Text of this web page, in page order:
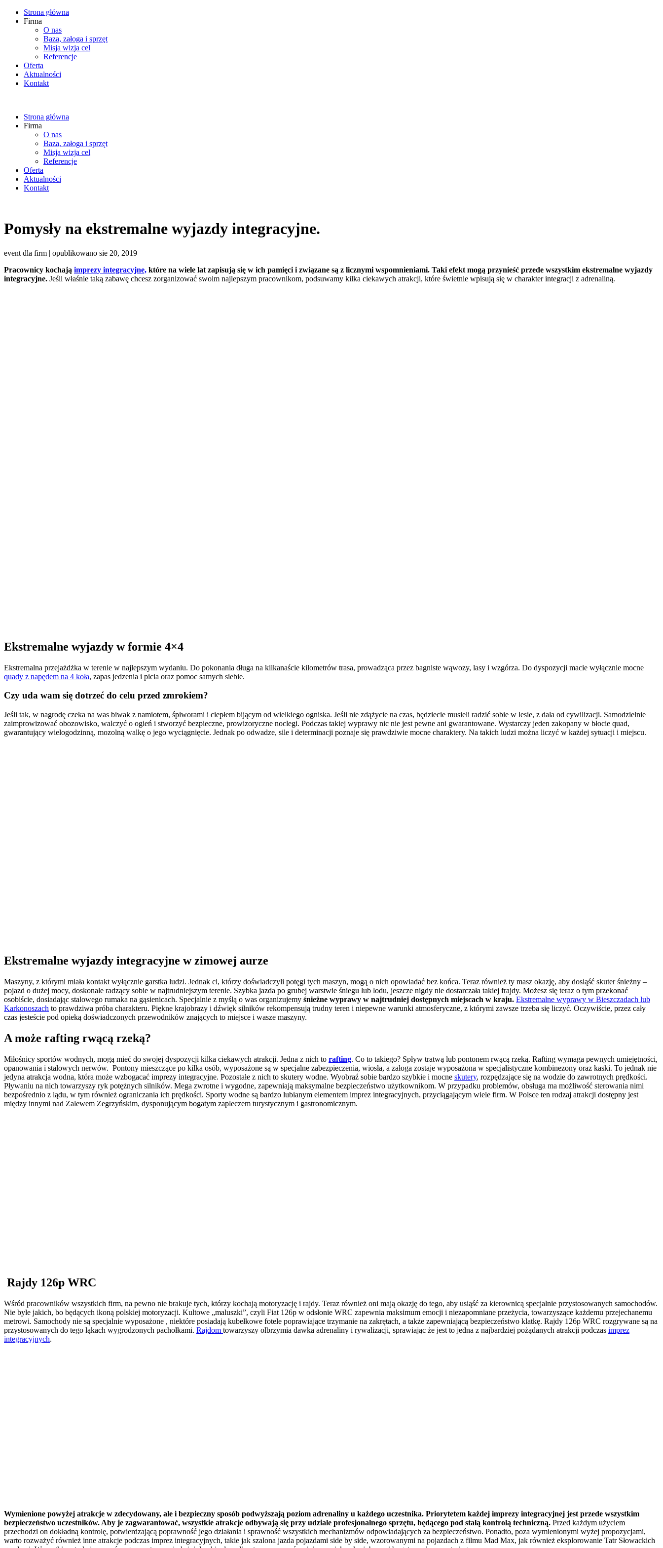
Strona główna
Firma
O nas
Baza, załoga i sprzęt
Misja wizja cel
Referencje
Oferta
Aktualności
Kontakt
Strona główna
Firma
O nas
Baza, załoga i sprzęt
Misja wizja cel
Referencje
Oferta
Aktualności
Kontakt
Pomysły na ekstremalne wyjazdy integracyjne.
event dla firm | opublikowano sie 20, 2019
Pracownicy kochają imprezy integracyjne, które na wiele lat zapisują się w ich pamięci i związane są z licznymi wspomnieniami. Taki efekt mogą przynieść przede wszystkim ekstremalne wyjazdy
integracyjne. Jeśli właśnie taką zabawę chcesz zorganizować swoim najlepszym pracownikom, podsuwamy kilka ciekawych atrakcji, które świetnie wpisują się w charakter integracji z adrenaliną.
Ekstremalne wyjazdy w formie 4×4
Ekstremalna przejażdżka w terenie w najlepszym wydaniu. Do pokonania długa na kilkanaście kilometrów trasa, prowadząca przez bagniste wąwozy, lasy i wzgórza. Do dyspozycji macie wyłącznie mocne
quady z napędem na 4 koła, zapas jedzenia i picia oraz pomoc samych siebie.
Czy uda wam się dotrzeć do celu przed zmrokiem?
Jeśli tak, w nagrodę czeka na was biwak z namiotem, śpiworami i ciepłem bijącym od wielkiego ogniska. Jeśli nie zdążycie na czas, będziecie musieli radzić sobie w lesie, z dala od cywilizacji. Samodzielnie
zaimprowizować obozowisko, walczyć o ogień i stworzyć bezpieczne, prowizoryczne noclegi. Podczas takiej wyprawy nic nie jest pewne ani gwarantowane. Wystarczy jeden zakopany w błocie quad,
gwarantujący wielogodzinną, mozolną walkę o jego wyciągnięcie. Jednak po odwadze, sile i determinacji poznaje się prawdziwie mocne charaktery. Na takich ludzi można liczyć w każdej sytuacji i miejscu.
Ekstremalne wyjazdy integracyjne w zimowej aurze
Maszyny, z którymi miała kontakt wyłącznie garstka ludzi. Jednak ci, którzy doświadczyli potęgi tych maszyn, mogą o nich opowiadać bez końca. Teraz również ty masz okazję, aby dosiąść skuter śnieżny –
pojazd o dużej mocy, doskonale radzący sobie w najtrudniejszym terenie. Szybka jazda po grubej warstwie śniegu lub lodu, jeszcze nigdy nie dostarczała takiej frajdy. Możesz się teraz o tym przekonać
osobiście, dosiadając stalowego rumaka na gąsienicach. Specjalnie z myślą o was organizujemy śnieżne wyprawy w najtrudniej dostępnych miejscach w kraju. Ekstremalne wyprawy w Bieszczadach lub
Karkonoszach to prawdziwa próba charakteru. Piękne krajobrazy i dźwięk silników rekompensują trudny teren i niepewne warunki atmosferyczne, z którymi zawsze trzeba się liczyć. Oczywiście, przez cały
czas jesteście pod opieką doświadczonych przewodników znających to miejsce i wasze maszyny.
A może rafting rwącą rzeką?
Miłośnicy sportów wodnych, mogą mieć do swojej dyspozycji kilka ciekawych atrakcji. Jedna z nich to rafting. Co to takiego? Spływ tratwą lub pontonem rwącą rzeką. Rafting wymaga pewnych umiejętności,
opanowania i stalowych nerwów. Pontony mieszczące po kilka osób, wyposażone są w specjalne zabezpieczenia, wiosła, a załoga zostaje wyposażona w specjalistyczne kombinezony oraz kaski. To jednak nie
jedyna atrakcja wodna, która może wzbogacać imprezy integracyjne. Pozostałe z nich to skutery wodne. Wyobraź sobie bardzo szybkie i mocne skutery, rozpędzające się na wodzie do zawrotnych prędkości.
Pływaniu na nich towarzyszy ryk potężnych silników. Mega zwrotne i wygodne, zapewniają maksymalne bezpieczeństwo użytkownikom. W przypadku problemów, obsługa ma możliwość sterowania nimi
bezpośrednio z lądu, w tym również ograniczania ich prędkości. Sporty wodne są bardzo lubianym elementem imprez integracyjnych, przyciągającym wiele firm. W Polsce ten rodzaj atrakcji dostępny jest
między innymi nad Zalewem Zegrzyńskim, dysponującym bogatym zapleczem turystycznym i gastronomicznym.
Rajdy 126p WRC
Wśród pracowników wszystkich firm, na pewno nie brakuje tych, którzy kochają motoryzację i rajdy. Teraz również oni mają okazję do tego, aby usiąść za kierownicą specjalnie przystosowanych samochodów.
Nie byle jakich, bo będących ikoną polskiej motoryzacji. Kultowe „maluszki”, czyli Fiat 126p w odsłonie WRC zapewnia maksimum emocji i niezapomniane przeżycia, towarzyszące każdemu przejechanemu
metrowi. Samochody nie są specjalnie wyposażone , niektóre posiadają kubełkowe fotele poprawiające trzymanie na zakrętach, a także zapewniającą bezpieczeństwo klatkę. Rajdy 126p WRC rozgrywane są na
przystosowanych do tego łąkach wygrodzonych pachołkami. Rajdom towarzyszy olbrzymia dawka adrenaliny i rywalizacji, sprawiając że jest to jedna z najbardziej pożądanych atrakcji podczas imprez
integracyjnych.
Wymienione powyżej atrakcje w zdecydowany, ale i bezpieczny sposób podwyższają poziom adrenaliny u każdego uczestnika. Priorytetem każdej imprezy integracyjnej jest przede wszystkim
bezpieczeństwo uczestników. Aby je zagwarantować, wszystkie atrakcje odbywają się przy udziale profesjonalnego sprzętu, będącego pod stałą kontrolą techniczną. Przed każdym użyciem
przechodzi on dokładną kontrolę, potwierdzającą poprawność jego działania i sprawność wszystkich mechanizmów odpowiadających za bezpieczeństwo. Ponadto, poza wymienionymi wyżej propozycjami,
warto rozważyć również inne atrakcje podczas imprez integracyjnych, takie jak szalona jazda pojazdami side by side, wzorowanymi na pojazdach z filmu Mad Max, jak również eksplorowanie Tatr Słowackich